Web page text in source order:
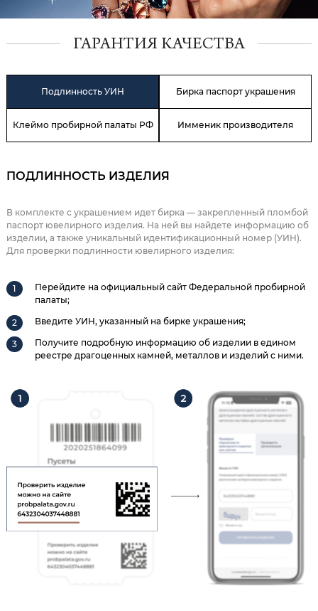
ГАРАНТИЯ КАЧЕСТВА
Подлинность УИН Бирка паспорт украшения
Клеймо пробирной палаты РФ Имменик производителя
ПОДЛИННОСТЬ ИЗДЕЛИЯ
В комплекте с украшением идет бирка — закрепленный пломбой
паспорт ювелирного изделия. На ней вы найдете информацию об
изделии, а также уникальный идентификационный номер (УИН).
Для проверки подлинности ювелирного изделия:
Перейдите на официальный сайт Федеральной пробирной
палаты;
Введите УИН, указанный на бирке украшения;
Получите подробную информацию об изделии в едином
реестре драгоценных камней, металлов и изделий с ними.